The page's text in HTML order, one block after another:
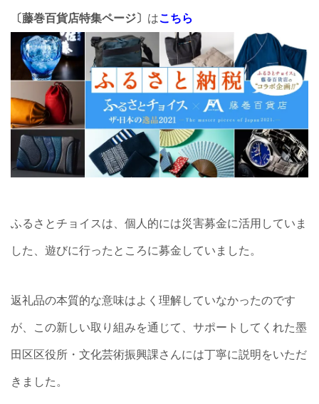
〔藤巻百貨店特集ページ〕 はこちら
ふるさとチョイスは、個人的には災害募金に活用していま
した、遊びに行ったところに募金していました。
返礼品の本質的な意味はよく理解していなかったのです
が、この新しい取り組みを通じて、サポートしてくれた墨
田区区役所・文化芸術振興課さんには丁寧に説明をいただ
きました。